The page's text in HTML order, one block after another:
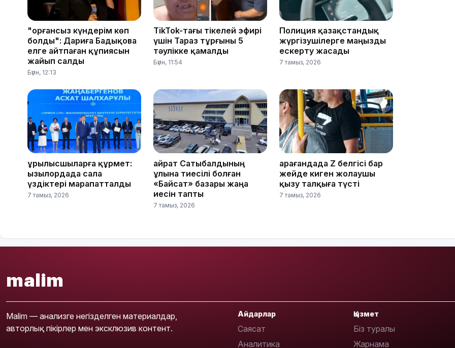
"Қорғансыз күндерім көп
болды": Дариға Бадықова
елге айтпаған құпиясын
жайып салды
Бүгін, 12:13
TikTok-тағы тікелей эфирі
үшін Тараз тұрғыны 5
тәулікке қамалды
Бүгін, 11:54
Полиция қазақстандық
жүргізушілерге маңызды
ескерту жасады
7 тамыз, 2026
Құрылысшыларға құрмет:
Қызылордада сала
үздіктері марапатталды
7 тамыз, 2026
Қайрат Сатыбалдының
ұлына тиесілі болған
«Байсат» базары жаңа
иесін тапты
7 тамыз, 2026
Қарағандада Z белгісі бар
жейде киген жолаушы
қызу талқыға түсті
7 тамыз, 2026
malim
Malim — анализге негізделген материалдар,
авторлық пікірлер мен эксклюзив контент.
Айдарлар
Саясат
Аналитика
Қызмет
Біз туралы
Жарнама